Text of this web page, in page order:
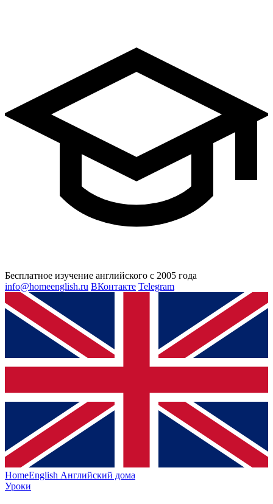
Бесплатное изучение английского с 2005 года
info@homeenglish.ru ВКонтакте Telegram
HomeEnglish Английский дома
Уроки